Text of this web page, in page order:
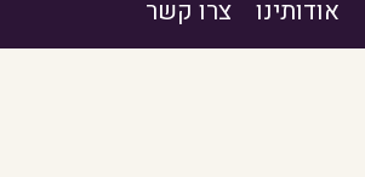
אודותינו צרו קשר